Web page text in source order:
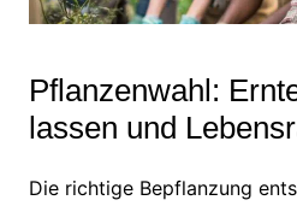
Pflanzenwahl:
lassen und
Die richtige Bepflanzung